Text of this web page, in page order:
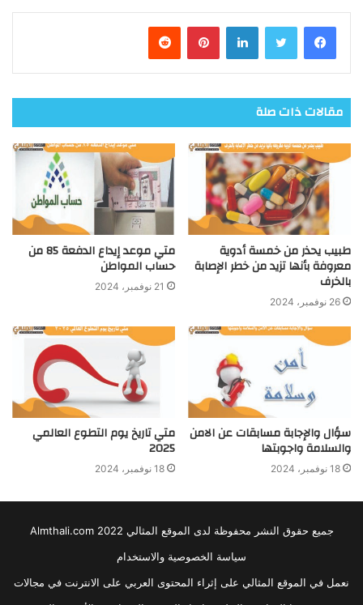
فيسبوك تويتر لينكدإن بينتيريست
مقالات ذات صلة
طبيب يحذر من خمسة أدوية
معروفة بأنها تزيد من خطر الإصابة
بالخرف
26 نوفمبر، 2024
متي موعد إيداع الدفعة 85 من
حساب المواطن
21 نوفمبر، 2024
سؤال والإجابة مسابقات عن الامن
والسلامة واجوبتها
18 نوفمبر، 2024
متي تاريخ يوم التطوع العالمي
2025
18 نوفمبر، 2024
جميع حقوق النشر محفوظة لدى الموقع المثالي 2022 Almthali.com
سياسة الخصوصية والاستخدام
نعمل في الموقع المثالي على إثراء المحتوى العربي على الانترنت في مجالات